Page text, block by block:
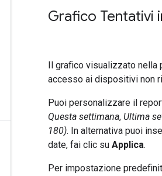
Grafico Tentativi
Il grafico visualizzato nella
accesso ai dispositivi non
Puoi personalizzare il
Questa settimana, Ultima
180). In alternativa puoi
date, fai clic su Applica.
Per impostazione